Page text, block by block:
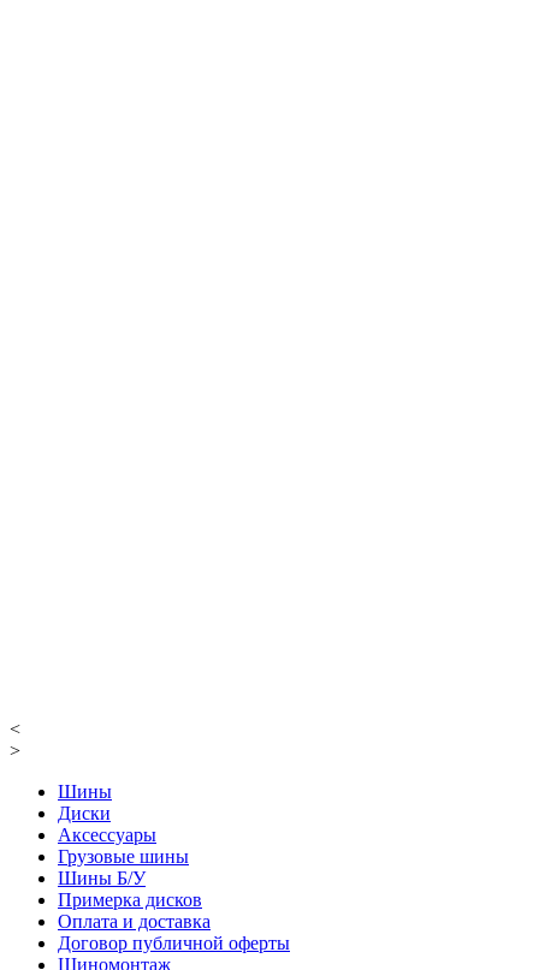
<
>
Шины
Диски
Аксессуары
Грузовые шины
Шины Б/У
Примерка дисков
Оплата и доставка
Договор публичной оферты
Шиномонтаж